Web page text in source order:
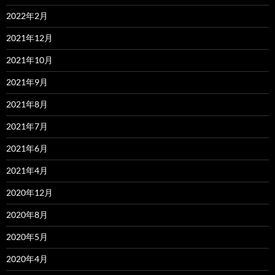
2022年2月
2021年12月
2021年10月
2021年9月
2021年8月
2021年7月
2021年6月
2021年4月
2020年12月
2020年8月
2020年5月
2020年4月